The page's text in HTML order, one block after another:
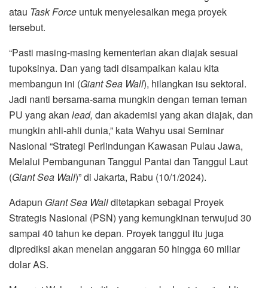
atau Task Force untuk menyelesaikan mega proyek
tersebut.
“Pasti masing-masing kementerian akan diajak sesuai
tupoksinya. Dan yang tadi disampaikan kalau kita
membangun ini (Giant Sea Wall), hilangkan isu sektoral.
Jadi nanti bersama-sama mungkin dengan teman teman
PU yang akan lead, dan akademisi yang akan diajak, dan
mungkin ahli-ahli dunia,” kata Wahyu usai Seminar
Nasional “Strategi Perlindungan Kawasan Pulau Jawa,
Melalui Pembangunan Tanggul Pantai dan Tanggul Laut
(Giant Sea Wall)” di Jakarta, Rabu (10/1/2024).
Adapun Giant Sea Wallditetapkan sebagai Proyek
Strategis Nasional (PSN) yang kemungkinan terwujud 30
sampai 40 tahun ke depan. Proyek tanggul itu juga
diprediksi akan menelan anggaran 50 hingga 60 miliar
dolar AS.